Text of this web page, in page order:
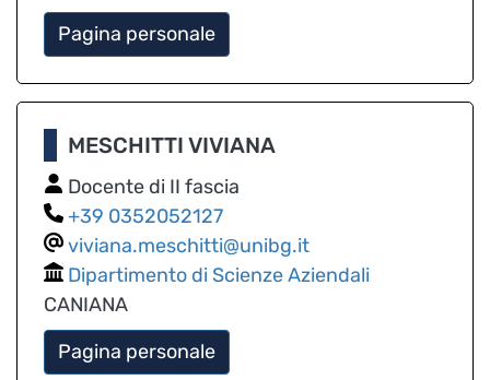
Pagina personale
MESCHITTI VIVIANA
Docente di II fascia
0352052127
viviana.meschitti@unibg.it
Dipartimento di Scienze Aziendali
CANIANA
Pagina personale